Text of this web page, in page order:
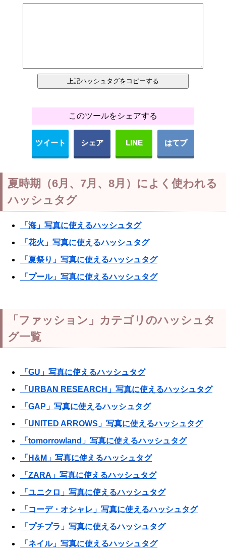
このツールをシェアする
ツイート シェア LINE はてブ
夏時期（6月、7月、8月）によく使われる
ハッシュタグ
「海」写真に使えるハッシュタグ
「花火」写真に使えるハッシュタグ
「夏祭り」写真に使えるハッシュタグ
「プール」写真に使えるハッシュタグ
「ファッション」カテゴリのハッシュタ
グ一覧
「GU」写真に使えるハッシュタグ
「URBAN RESEARCH」写真に使えるハッシュタグ
「GAP」写真に使えるハッシュタグ
「UNITED ARROWS」写真に使えるハッシュタグ
「tomorrowland」写真に使えるハッシュタグ
「H&M」写真に使えるハッシュタグ
「ZARA」写真に使えるハッシュタグ
「ユニクロ」写真に使えるハッシュタグ
「コーデ・オシャレ」写真に使えるハッシュタグ
「プチプラ」写真に使えるハッシュタグ
「ネイル」写真に使えるハッシュタグ